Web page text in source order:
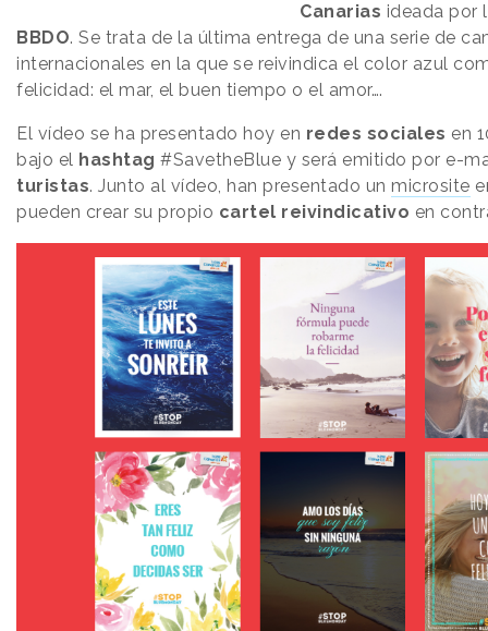
Canarias ideada por
BBDO. Se trata de la última entrega de una serie de
internacionales en la que se reivindica el color azul
felicidad: el mar, el buen tiempo o el amor….
El vídeo se ha presentado hoy en redes sociales en
bajo el hashtag #SavetheBlue y será emitido por e-
turistas. Junto al vídeo, han presentado un microsite
pueden crear su propio cartel reivindicativo en